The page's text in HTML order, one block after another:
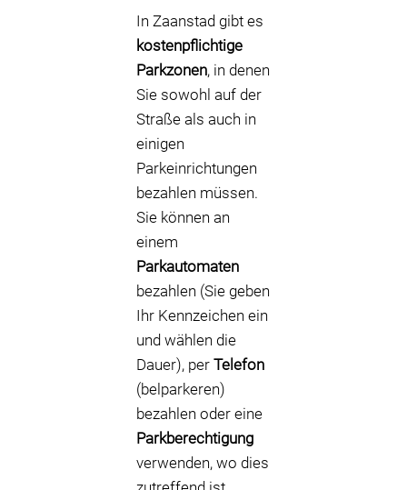
In Zaanstad gibt es
kostenpflichtige
Parkzonen, in denen
Sie sowohl auf der
Straße als auch in
einigen
Parkeinrichtungen
bezahlen müssen.
Sie können an
einem
Parkautomaten
bezahlen (Sie geben
Ihr Kennzeichen ein
und wählen die
Dauer), per Telefon
(belparkeren)
bezahlen oder eine
Parkberechtigung
verwenden, wo dies